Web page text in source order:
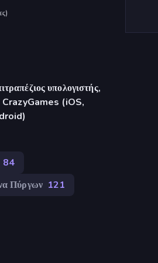
)
υπολογιστής,
(iOS,
84
Πύργων 121